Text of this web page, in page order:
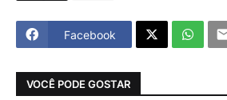
Facebook
VOCÊ PODE GOSTAR